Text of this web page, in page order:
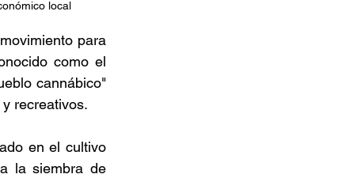
local
para
como el
cannábico"
recreativos.
en el cultivo
la siembra de